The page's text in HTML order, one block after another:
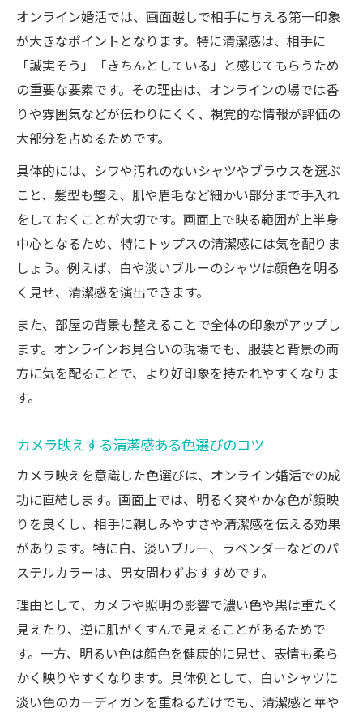
オンライン婚活では、画面越しで相手に与える第一印象
が大きなポイントとなります。特に清潔感は、相手に
「誠実そう」「きちんとしている」と感じてもらうため
の重要な要素です。その理由は、オンラインの場では香
りや雰囲気などが伝わりにくく、視覚的な情報が評価の
大部分を占めるためです。
具体的には、シワや汚れのないシャツやブラウスを選ぶ
こと、髪型も整え、肌や眉毛など細かい部分まで手入れ
をしておくことが大切です。画面上で映る範囲が上半身
中心となるため、特にトップスの清潔感には気を配りま
しょう。例えば、白や淡いブルーのシャツは顔色を明る
く見せ、清潔感を演出できます。
また、部屋の背景も整えることで全体の印象がアップし
ます。オンラインお見合いの現場でも、服装と背景の両
方に気を配ることで、より好印象を持たれやすくなりま
す。
カメラ映えする清潔感ある色選びのコツ
カメラ映えを意識した色選びは、オンライン婚活での成
功に直結します。画面上では、明るく爽やかな色が顔映
りを良くし、相手に親しみやすさや清潔感を伝える効果
があります。特に白、淡いブルー、ラベンダーなどのパ
ステルカラーは、男女問わずおすすめです。
理由として、カメラや照明の影響で濃い色や黒は重たく
見えたり、逆に肌がくすんで見えることがあるためで
す。一方、明るい色は顔色を健康的に見せ、表情も柔ら
かく映りやすくなります。具体例として、白いシャツに
淡い色のカーディガンを重ねるだけでも、清潔感と華や